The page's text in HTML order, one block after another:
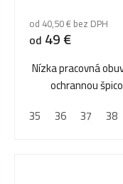
od 40,50 € bez DPH
od 49 €
Nízka pracovná
ochrannou
35
36 37 38